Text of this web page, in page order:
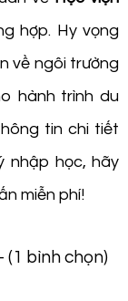
hợp. Hy vọng
về ngôi trường
hành trình du
tin chi tiết
nhập học, hãy
miễn phí!
(1 bình chọn)